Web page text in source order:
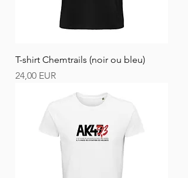
T-shirt Chemtrails (noir ou bleu)
Ár
24,00 EUR